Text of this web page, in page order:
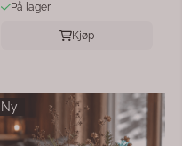
På lager
Kjøp
Ny